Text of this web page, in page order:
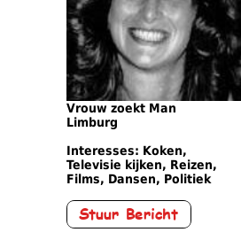
Vrouw zoekt Man
Limburg
Interesses: Koken,
Televisie kijken, Reizen,
Films, Dansen, Politiek